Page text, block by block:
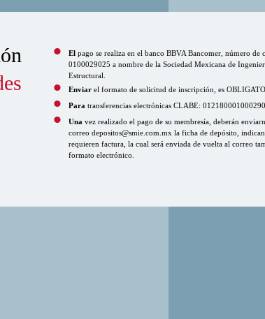
El pago se realiza en el banco BBVA Bancomer, número de
0100029025 a nombre de la Sociedad Mexicana de
Estructural.
Enviar el formato de solicitud de inscripción, es
Para transferencias electrónicas CLABE:
Una vez realizado el pago de su membresía, deberán
correo depositos@smie.com.mx la ficha de depósito,
requieren factura, la cual será enviada de vuelta al correo
formato electrónico.